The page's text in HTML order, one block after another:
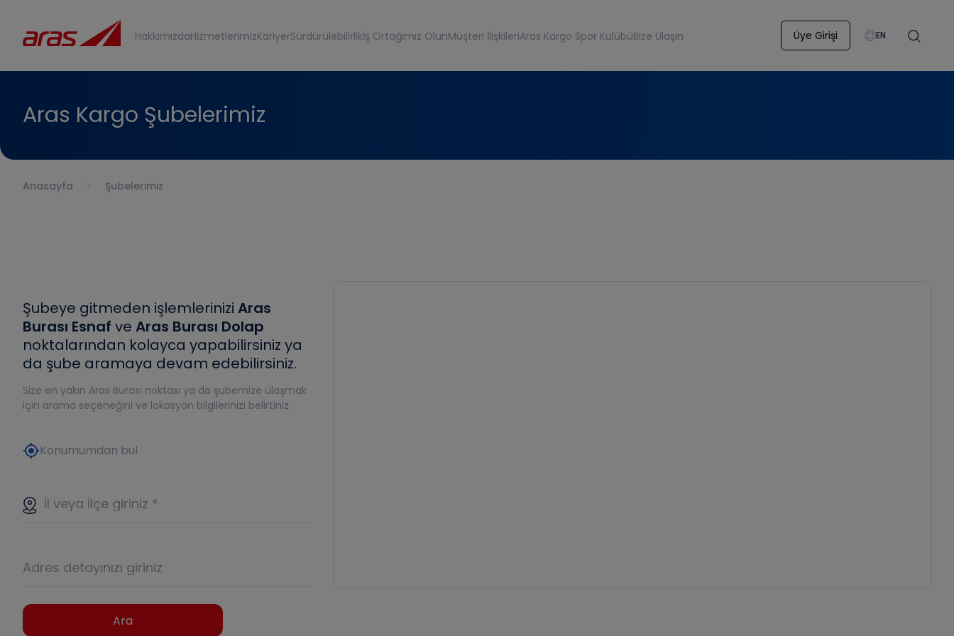
HakkımızdaHizmetlerimizKariyerSürdürülebilirlikİş Ortağımız OlunMüşteri İlişkileriAras Kargo Spor KulübüBize Ulaşın Üye Girişi EN
Aras Kargo Şubelerimiz
Anasayfa Şubelerimiz
Şubeye gitmeden işlemlerinizi Aras
Burası Esnaf ve Aras Burası Dolap
noktalarından kolayca yapabilirsiniz ya
da şube aramaya devam edebilirsiniz.
Size en yakın Aras Burası noktası ya da şubemize ulaşmak
için arama seçeneğini ve lokasyon bilgilerinizi belirtiniz.
my_locationKonumumdan bul
İl veya İlçe giriniz *
Adres detayınızı giriniz
Ara